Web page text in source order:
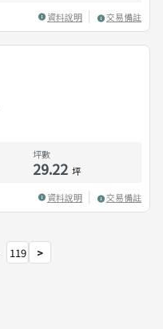
資料說明 交易備註
坪數
29.22 坪
資料說明 交易備註
119 >